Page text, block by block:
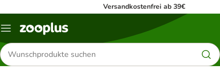
Versandkostenfrei ab 39€
Menü
Produkte
suchen